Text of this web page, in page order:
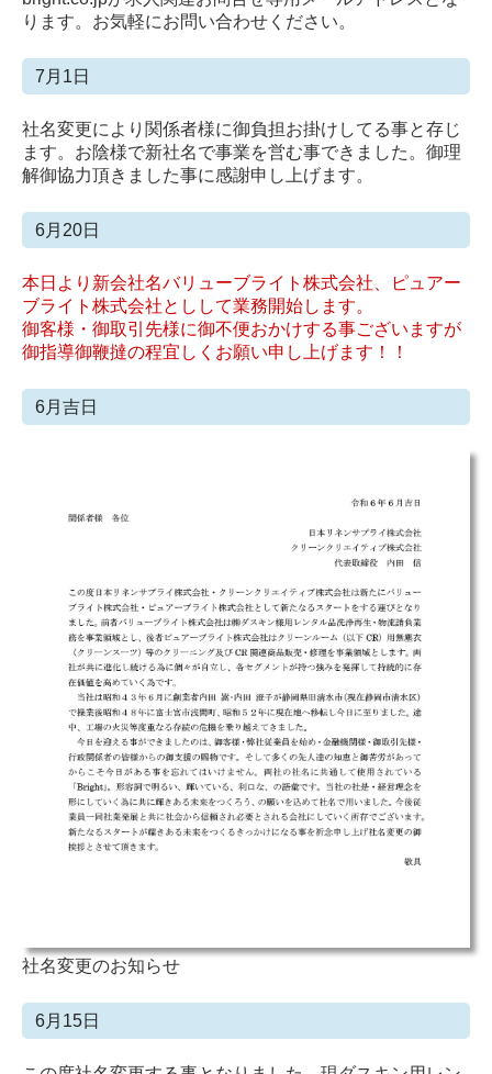
ります。お気軽にお問い合わせください。
7月1日
社名変更により関係者様に御負担お掛けしてる事と存じ
ます。お陰様で新社名で事業を営む事できました。御理
解御協力頂きました事に感謝申し上げます。
6月20日
本日より新会社名バリューブライト株式会社、ピュアー
ブライト株式会社としして業務開始します。
御客様・御取引先様に御不便おかけする事ございますが
御指導御鞭撻の程宜しくお願い申し上げます！！
6月吉日
社名変更のお知らせ
6月15日